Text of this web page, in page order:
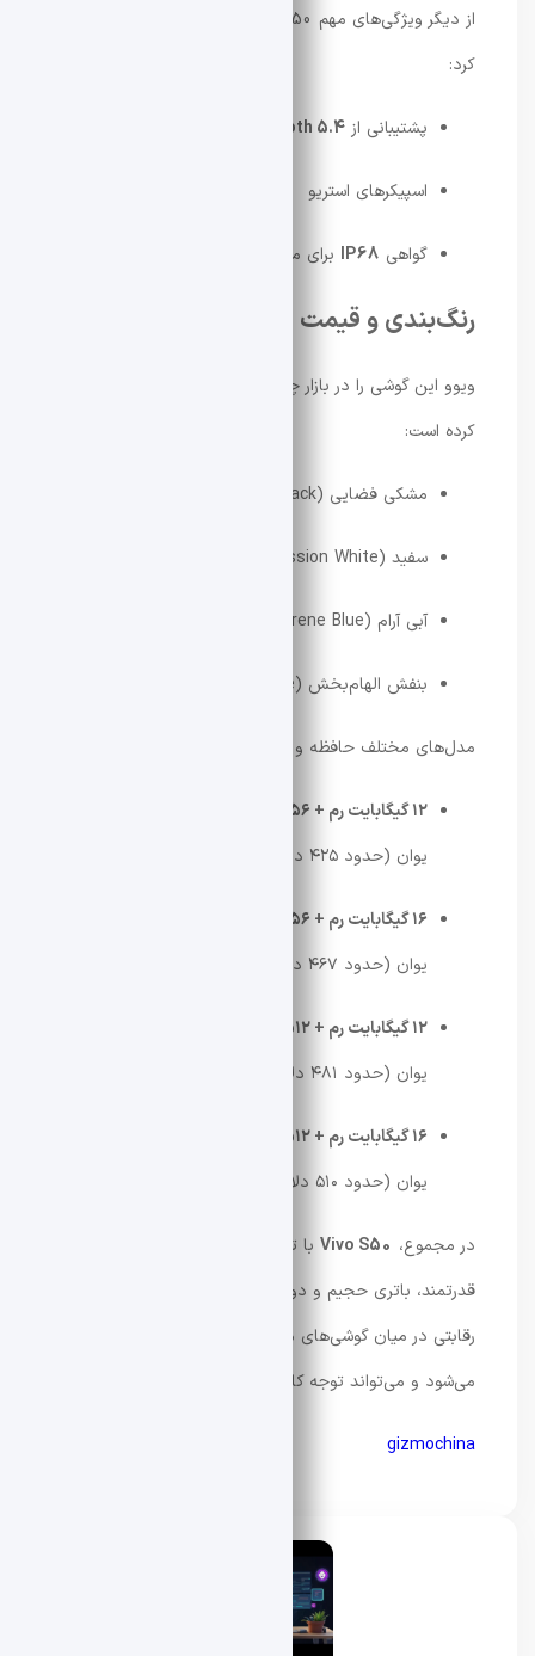
کرد:
پشتیبانی از Bluetooth 5.4
اسپیکرهای استریو
گواهی IP68 برای مقاومت در برابر آب و گردوغبار
رنگ‌بندی و قیمت Vivo S50
ویوو این گوشی را در بازار چین با چهار رنگ جذاب عرضه
کرده است:
مشکی فضایی (Space Black)
سفید (Confession White)
آبی آرام (Serene Blue)
بنفش الهام‌بخش (Inspirational Purple)
مدل‌های مختلف حافظه و قیمت آن‌ها به شرح زیر است:
۱۲ گیگابایت رم + ۲۵۶ گیگابایت حافظه داخلی
یوان (حدود ۴۲۵ دلار)
۱۶ گیگابایت رم + ۲۵۶ گیگابایت حافظه داخلی
یوان (حدود ۴۶۷ دلار)
۱۲ گیگابایت رم + ۵۱۲ گیگابایت حافظه داخلی
یوان (حدود ۴۸۱ دلار)
۱۶ گیگابایت رم + ۵۱۲ گیگابایت حافظه داخلی
یوان (حدود ۵۱۰ دلار)
در مجموع، Vivo S50 با ترکیب طراحی جذاب، سخت‌افزار
قدرتمند، باتری حجیم و دوربین‌های توانمند، گزینه‌ای بسیار
رقابتی در میان گوشی‌های میان‌رده‌ی رو به بالا محسوب
می‌شود و می‌تواند توجه کاربران زیادی را به خود جلب کند.
gizmochina